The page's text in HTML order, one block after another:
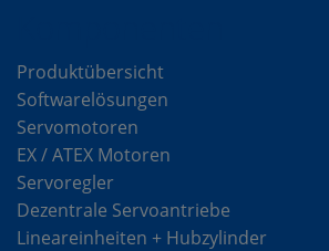
Produktübersicht
Softwarelösungen
Servomotoren
EX / ATEX Motoren
Servoregler
Dezentrale Servoantriebe
Lineareinheiten + Hubzylinder